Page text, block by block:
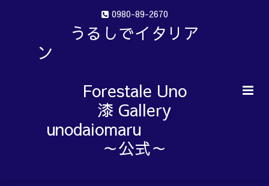
0980-89-2670
うるしでイタリア
ン
Forestale Uno
漆 Gallery
unodaiomaru
～公式～